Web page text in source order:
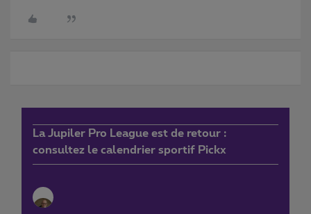
La Jupiler Pro League est de retour :
consultez le calendrier sportif Pickx